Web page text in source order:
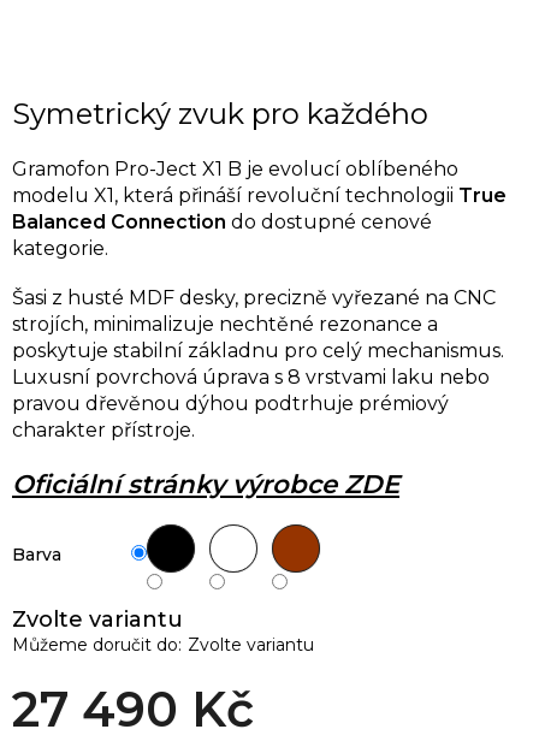
Zvolte variantu
Můžeme doručit do: Zvolte variantu
27 490 Kč
Barva
Symetrický zvuk pro každého
Gramofon Pro-Ject X1 B je evolucí oblíbeného
modelu X1, která přináší revoluční technologii True
Balanced Connection do dostupné cenové
kategorie.
Šasi z husté MDF desky, precizně vyřezané na CNC
strojích, minimalizuje nechtěné rezonance a
poskytuje stabilní základnu pro celý mechanismus.
Luxusní povrchová úprava s 8 vrstvami laku nebo
pravou dřevěnou dýhou podtrhuje prémiový
charakter přístroje.
Oficiální stránky výrobce ZDE